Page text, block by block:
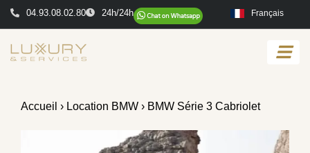
04.93.08.02.80 24h/24h Français
Accueil › Location BMW › BMW Série 3 Cabriolet